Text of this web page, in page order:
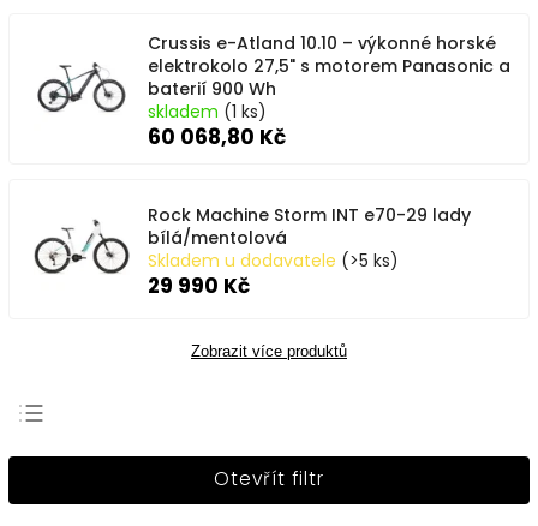
Crussis e-Atland 10.10 – výkonné horské
elektrokolo 27,5" s motorem Panasonic a
baterií 900 Wh
skladem (1 ks)
60 068,80 Kč
Rock Machine Storm INT e70-29 lady
bílá/mentolová
Skladem u dodavatele (>5 ks)
29 990 Kč
Zobrazit více produktů
Nejprodávanější
Otevřít filtr